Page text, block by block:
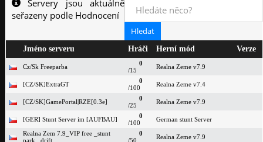
Servery jsou aktuálně
seřazeny podle Hodnocení
Jméno serveru Hráči Herní mód Verze
Cz/Sk Freeparba
0
/15
Realna Zeme v7.9
[CZ/SK]ExtraGT
0
/100
Realna Zeme v7.4
[CZ/SK]GamePortal|RZE[0.3e]
0
/25
Realna Zeme v7.9
[GER] Stunt Server im [AUFBAU]
0
/100
German stunt Server
Realna Zem 7.9_VIP free _stunt
park _drift
0
/50
Realna Zeme v7.9